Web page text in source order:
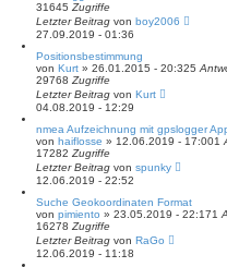
31645 Zugriffe
Letzter Beitrag von boy2006
27.09.2019 - 01:36
Positionsbestimmung
von Kurt » 26.01.2015 - 20:325
29768 Zugriffe
Letzter Beitrag von Kurt
04.08.2019 - 12:29
nmea Aufzeichnung mit gpslogger
von haiflosse » 12.06.2019 - 17:001
17282 Zugriffe
Letzter Beitrag von spunky
12.06.2019 - 22:52
Suche Geokoordinaten Format
von pimiento » 23.05.2019 - 22:171
16278 Zugriffe
Letzter Beitrag von RaGo
12.06.2019 - 11:18